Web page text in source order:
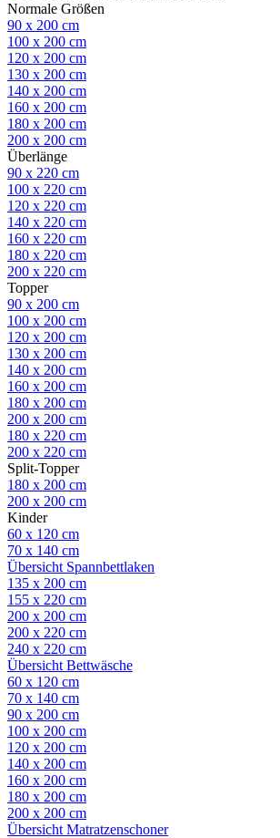
Normale Größen
90 x 200 cm
100 x 200 cm
120 x 200 cm
130 x 200 cm
140 x 200 cm
160 x 200 cm
180 x 200 cm
200 x 200 cm
Überlänge
90 x 220 cm
100 x 220 cm
120 x 220 cm
140 x 220 cm
160 x 220 cm
180 x 220 cm
200 x 220 cm
Topper
90 x 200 cm
100 x 200 cm
120 x 200 cm
130 x 200 cm
140 x 200 cm
160 x 200 cm
180 x 200 cm
200 x 200 cm
180 x 220 cm
200 x 220 cm
Split-Topper
180 x 200 cm
200 x 200 cm
Kinder
60 x 120 cm
70 x 140 cm
Übersicht Spannbettlaken
135 x 200 cm
155 x 220 cm
200 x 200 cm
200 x 220 cm
240 x 220 cm
Übersicht Bettwäsche
60 x 120 cm
70 x 140 cm
90 x 200 cm
100 x 200 cm
120 x 200 cm
140 x 200 cm
160 x 200 cm
180 x 200 cm
200 x 200 cm
Übersicht Matratzenschoner